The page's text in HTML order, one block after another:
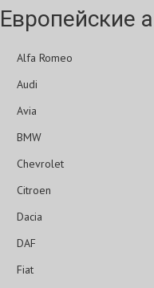
Европейские
Alfa Romeo
Audi
Avia
BMW
Chevrolet
Citroen
Dacia
DAF
Fiat